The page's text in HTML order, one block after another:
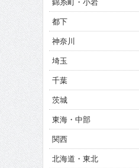
都下
神奈川
埼玉
千葉
茨城
東海・中部
関西
北海道・東北